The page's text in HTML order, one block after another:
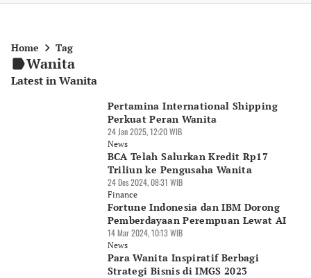
Home Tag
Wanita
Latest in Wanita
Pertamina International Shipping
Perkuat Peran Wanita
24 Jan 2025, 12:20 WIB
News
BCA Telah Salurkan Kredit Rp17
Triliun ke Pengusaha Wanita
24 Des 2024, 08:31 WIB
Finance
Fortune Indonesia dan IBM Dorong
Pemberdayaan Perempuan Lewat AI
14 Mar 2024, 10:13 WIB
News
Para Wanita Inspiratif Berbagi
Strategi Bisnis di IMGS 2023